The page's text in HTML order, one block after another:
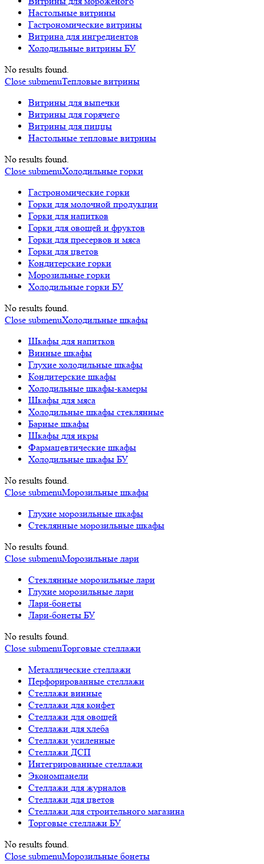
Настольные витрины
Гастрономические витрины
Витрина для ингредиентов
Холодильные витрины БУ
No results found.
Close submenuТепловые витрины
Витрины для выпечки
Витрины для горячего
Витрины для пиццы
Настольные тепловые витрины
No results found.
Close submenuХолодильные горки
Гастрономические горки
Горки для молочной продукции
Горки для напитков
Горки для овощей и фруктов
Горки для пресервов и мяса
Горки для цветов
Кондитерские горки
Морозильные горки
Холодильные горки БУ
No results found.
Close submenuХолодильные шкафы
Шкафы для напитков
Винные шкафы
Глухие холодильные шкафы
Кондитерские шкафы
Холодильные шкафы-камеры
Шкафы для мяса
Холодильные шкафы стеклянные
Барные шкафы
Шкафы для икры
Фармацевтические шкафы
Холодильные шкафы БУ
No results found.
Close submenuМорозильные шкафы
Глухие морозильные шкафы
Стеклянные морозильные шкафы
No results found.
Close submenuМорозильные лари
Стеклянные морозильные лари
Глухие морозильные лари
Лари-бонеты
Лари-бонеты БУ
No results found.
Close submenuТорговые стеллажи
Металлические стеллажи
Перфорированные стеллажи
Стеллажи винные
Стеллажи для конфет
Стеллажи для овощей
Стеллажи для хлеба
Стеллажи усиленные
Стеллажи ДСП
Интегрированные стеллажи
Экономпанели
Стеллажи для журналов
Стеллажи для цветов
Стеллажи для строительного магазина
Торговые стеллажи БУ
No results found.
Close submenuМорозильные бонеты